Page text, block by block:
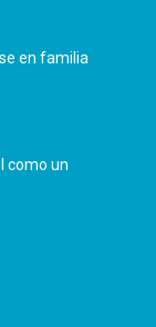
en familia
como un